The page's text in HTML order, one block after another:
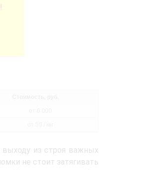
выходу из строя важных
не стоит затягивать